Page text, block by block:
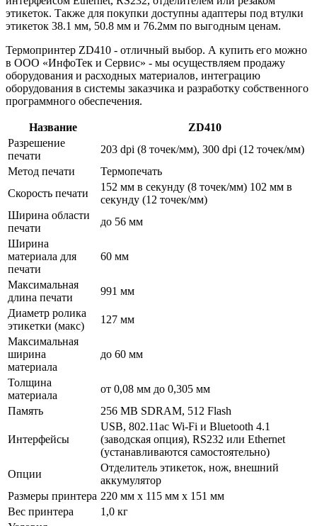
этикеток. Также для покупки доступны адаптеры под втулки
этикеток 38.1 мм, 50.8 мм и 76.2мм по выгодным ценам.
Термопринтер ZD410 - отличный выбор. А купить его можно
в ООО «ИнфоТек и Сервис» - мы осуществляем продажу
оборудования и расходных материалов, интеграцию
оборудования в системы заказчика и разработку собственного
программного обеспечения.
Название
ZD410
Разрешение
печати
203 dpi (8 точек/мм), 300 dpi (12 точек/мм)
Метод печати
Термопечать
Скорость печати
152 мм в секунду (8 точек/мм) 102 мм в
секунду (12 точек/мм)
Ширина области
печати
до 56 мм
Ширина
материала для
печати
60 мм
Максимальная
длина печати
991 мм
Диаметр ролика
этикетки (макс)
127 мм
Максимальная
ширина
материала
до 60 мм
Толщина
материала
от 0,08 мм до 0,305 мм
Память
256 MB SDRAM, 512 Flash
Интерфейсы
USB, 802.11ac Wi-Fi и Bluetooth 4.1
(заводская опция), RS232 или Ethernet
(устанавливаются самостоятельно)
Опции
Отделитель этикеток, нож, внешний
аккумулятор
Размеры принтера 220 мм x 115 мм x 151 мм
Вес принтера
1,0 кг